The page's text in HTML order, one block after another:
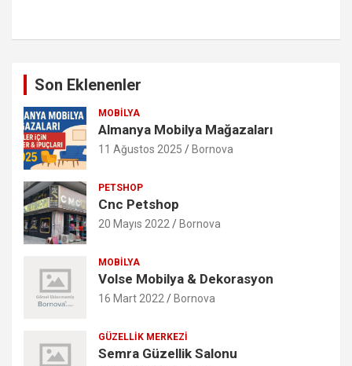
Son Eklenenler
MOBILYA
Almanya Mobilya Mağazaları
11 Ağustos 2025 Bornova
PETSHOP
Cnc Petshop
20 Mayıs 2022 Bornova
MOBILYA
Volse Mobilya & Dekorasyon
16 Mart 2022 Bornova
GÜZELLIK MERKEZI
Semra Güzellik Salonu